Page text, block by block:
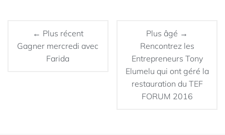
← Plus récent
Gagner mercredi avec
Farida
Plus âgé →
Rencontrez les
Entrepreneurs Tony
Elumelu qui ont géré la
restauration du TEF
FORUM 2016